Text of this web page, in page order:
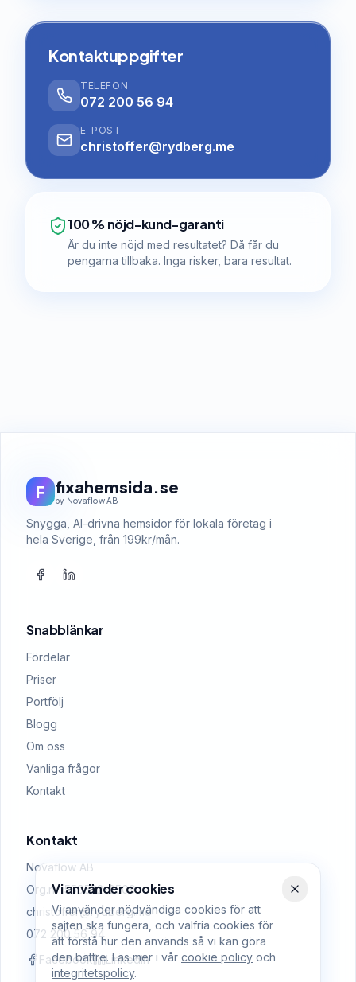
Kontaktuppgifter
TELEFON
072 200 56 94
E-POST
christoffer@rydberg.me
100 % nöjd-kund-garanti
Är du inte nöjd med resultatet? Då får du
pengarna tillbaka. Inga risker, bara resultat.
F fixahemsida.se
by Novaflow AB
Snygga, AI-drivna hemsidor för lokala företag i
hela Sverige, från 199kr/mån.
Snabblänkar
Fördelar
Priser
Portfölj
Blogg
Om oss
Vanliga frågor
Kontakt
Kontakt
Novaflow AB
Org.nr: 559522-0509
christoffer@rydberg.me
072 200 56 94
Facebook
LinkedIn
Vi använder cookies
Vi använder nödvändiga cookies för att
sajten ska fungera, och valfria cookies för
att förstå hur den används så vi kan göra
den bättre. Läs mer i vår cookie policy och
integritetspolicy.